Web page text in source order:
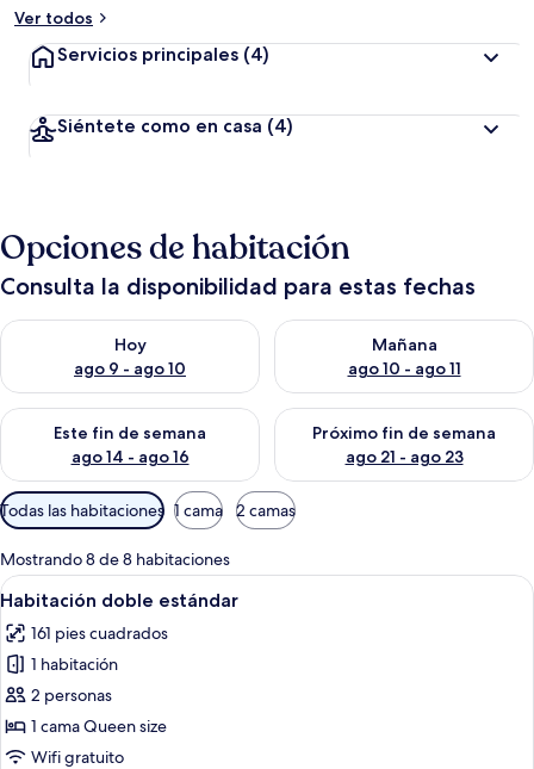
Ver todos
Servicios principales (4)
Siéntete como en casa (4)
Opciones de habitación
Consulta la disponibilidad para estas fechas
Hoy
ago 9 - ago 10
Consulta la disponibilidad para hoy ago 9 - ago 10
Mañana
ago 10 - ago 11
Consulta la disponibilidad
Este fin de semana
ago 14 - ago 16
Consulta la disponibilidad para este fin de semana ago 14 -
Próximo fin de semana
ago 21 - ago 23
Consulta la disponibilidad
Filtros
disponibles
para
las
habitaciones
Todas las habitaciones 1 cama 2 camas
Mostrando 8 de 8 habitaciones
Abrir
todas
las
fotos
de
Habitación
doble
Un dormitorio con una cama de
5
Habitación doble estándar
161 pies cuadrados
1 habitación
2 personas
1 cama Queen size
Wifi gratuito